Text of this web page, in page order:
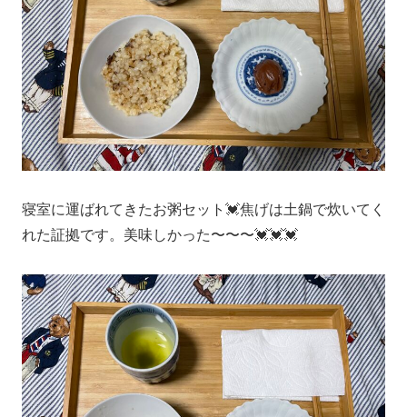
寝室に運ばれてきたお粥セット💓焦げは土鍋で炊いてく
れた証拠です。美味しかった〜〜〜💓💓💓